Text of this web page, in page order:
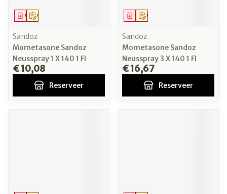
Op voorschrift
Geneesmiddel
Sandoz
Mometasone Sandoz
Neusspray 1 X 140 1 Fl
€ 10,08
Reserveer
Op voorschrift
Geneesmiddel
Sandoz
Mometasone Sandoz
Neusspray 3 X 140 1 Fl
€ 16,67
Reserveer